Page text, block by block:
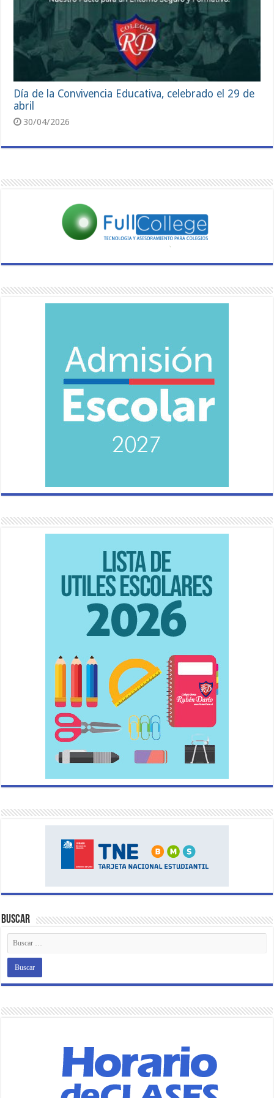
Día de la Convivencia Educativa, celebrado el 29 de
abril
30/04/2026
Buscar